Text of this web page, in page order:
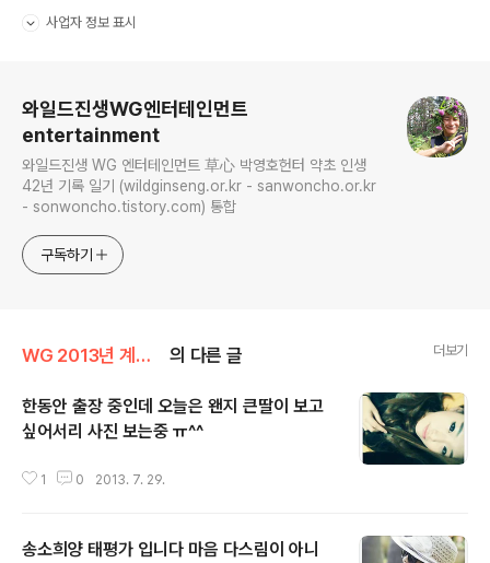
사업자 정보 표시
와일드진생WG엔터테인먼트
entertainment
와일드진생 WG 엔터테인먼트 草心 박영호헌터 약초 인생
42년 기록 일기 (wildginseng.or.kr - sanwoncho.or.kr
- sonwoncho.tistory.com) 통합
구독하기
WG 2013년 계사년 기록 의 다른 글 더보기
한동안 출장 중인데 오늘은 왠지 큰딸이 보고
싶어서리 사진 보는중 ㅠ^^
1 0 2013. 7. 29.
송소희양 태평가 입니다 마음 다스림이 아니